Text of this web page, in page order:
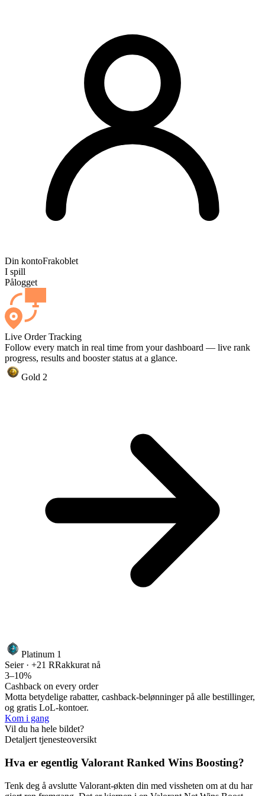
Din kontoFrakoblet
I spill
Pålogget
Live Order Tracking
Follow every match in real time from your dashboard — live rank
progress, results and booster status at a glance.
Gold 2
Platinum 1
Seier · +21 RRakkurat nå
3–10%
Cashback on every order
Motta betydelige rabatter, cashback-belønninger på alle bestillinger,
og gratis LoL-kontoer.
Kom i gang
Vil du ha hele bildet?
Detaljert tjenesteoversikt
Hva er egentlig Valorant Ranked Wins Boosting?
Tenk deg å avslutte Valorant-økten din med vissheten om at du har